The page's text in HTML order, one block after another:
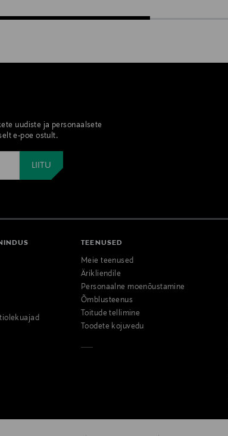
uudiste ja personaalsete
e-poe ostult.
TEENUSED
Meie teenused
Ärikliendile
Personaalne moenõustamine
Õmblusteenus
Toitude tellimine
Toodete kojuvedu